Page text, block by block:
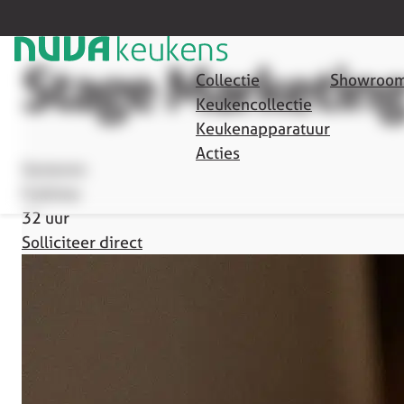
Collectie
Keukencollectie
Keukenapparatuur
Acties
Stage
32 uur
Solliciteer direct